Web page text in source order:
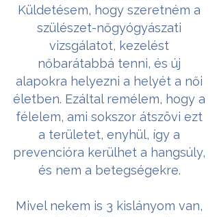
Küldetésem, hogy szeretném a
szülészet-nőgyógyászati
vizsgálatot, kezelést
nőbarátabbá tenni, és új
alapokra helyezni a helyét a női
életben. Ezáltal remélem, hogy a
félelem, ami sokszor átszövi ezt
a területet, enyhül, így a
prevencióra kerülhet a hangsúly,
és nem a betegségekre.
Mivel nekem is 3 kislányom van,